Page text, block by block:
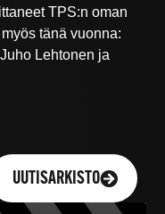
TPS:n oman
tänä vuonna:
Lehtonen ja
UUTISARKISTO